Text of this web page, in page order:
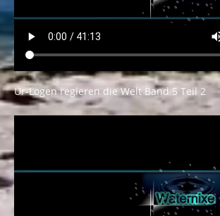
Ur-Logen regieren die Welt Band 5 Teil 2